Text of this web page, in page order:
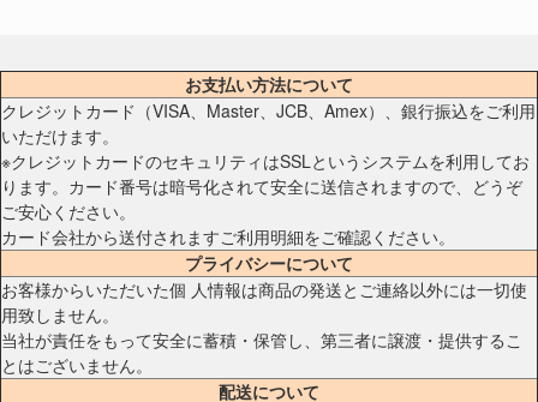
お支払い方法について
クレジットカード（VISA、Master、JCB、Amex）、銀行振込をご利用
いただけます。
※クレジットカードのセキュリティはSSLというシステムを利用してお
ります。カード番号は暗号化されて安全に送信されますので、どうぞ
ご安心ください。
カード会社から送付されますご利用明細をご確認ください。
プライバシーについて
お客様からいただいた個 人情報は商品の発送とご連絡以外には一切使
用致しません。
当社が責任をもって安全に蓄積・保管し、第三者に譲渡・提供するこ
とはございません。
配送について